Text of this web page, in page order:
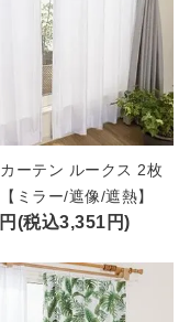
ーテン ルークス 2枚
ミラー/遮像/遮熱】
(税込3,351円)